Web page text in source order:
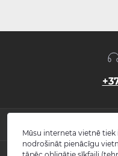
Jaunumi
Mūsu interneta vietnē
nodrošināt pienācīgu